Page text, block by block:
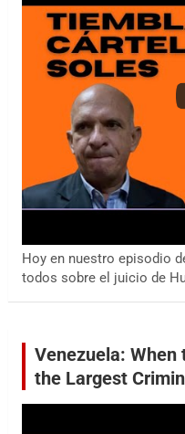
Hoy en nuestro episodio
todos sobre el juicio de
Venezuela:
the Largest